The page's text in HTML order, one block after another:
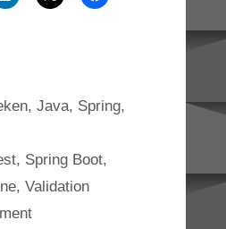
, Java, Spring,
, Spring Boot,
, Validation